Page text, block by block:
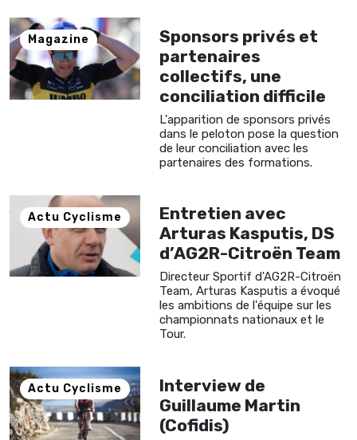
Magazine
Sponsors privés et
partenaires
collectifs, une
conciliation difficile
L'apparition de sponsors privés
dans le peloton pose la question
de leur conciliation avec les
partenaires des formations.
Actu Cyclisme
Entretien avec
Arturas Kasputis, DS
d’AG2R-Citroën Team
Directeur Sportif d'AG2R-Citroën
Team, Arturas Kasputis a évoqué
les ambitions de l'équipe sur les
championnats nationaux et le
Tour.
Actu Cyclisme
Interview de
Guillaume Martin
(Cofidis)